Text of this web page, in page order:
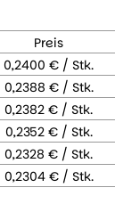
Preis
0,2400 € / Stk.
0,2388 € / Stk.
0,2382 € / Stk.
0,2352 € / Stk.
0,2328 € / Stk.
0,2304 € / Stk.